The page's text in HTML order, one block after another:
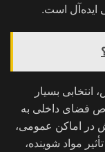
ایده‌آل است.
بسیار
فضای داخلی به
در اماکن عمومی،
مواد شوینده،